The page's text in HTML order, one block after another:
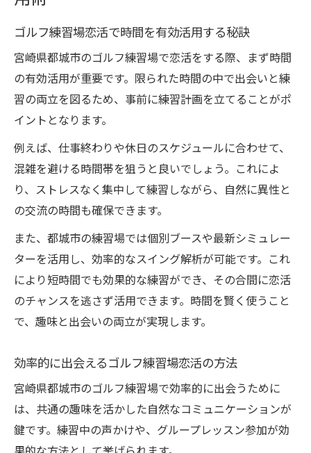
ゴルフ練習場恋活で時間を有効活用する秘訣
宮崎県都城市のゴルフ練習場で恋活をする際、まず時間
の有効活用が重要です。限られた時間の中で出会いと練
習の両立を図るため、事前に練習計画を立てることがポ
イントとなります。
例えば、仕事終わりや休日のスケジュールに合わせて、
混雑を避ける時間帯を狙うと良いでしょう。これによ
り、ストレスなく集中して練習しながら、自然に異性と
の交流の時間も確保できます。
また、都城市の練習場では個別ブースや最新シミュレー
ターを活用し、効率的なスイング解析が可能です。これ
により短時間でも効果的な練習ができ、その合間に恋活
のチャンスを逃さず活用できます。時間を賢く使うこと
で、趣味と出会いの両立が実現します。
効率的に出会えるゴルフ練習場恋活の方法
宮崎県都城市のゴルフ練習場で効率的に出会うために
は、共通の趣味を活かした自然なコミュニケーションが
鍵です。練習中の声かけや、グループレッスン参加が効